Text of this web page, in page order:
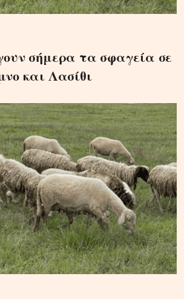
σήμερα τα σφαγεία σε
και Λασίθι